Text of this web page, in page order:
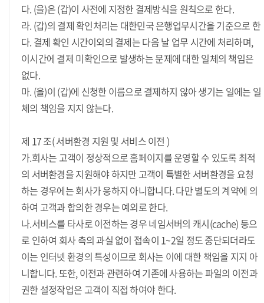
다. (을)은 (갑)이 사전에 지정한 결제방식을 원칙으로 한다.
라. (갑)의 결제 확인처리는 대한민국 은행업무시간을 기준으로 한
다. 결제 확인 시간이외의 결제는 다음 날 업무 시간에 처리하며,
이시간에 결제 미확인으로 발생하는 문제에 대한 일체의 책임은
없다.
마. (을)이 (갑)에 신청한 이름으로 결제하지 않아 생기는 일에는 일
체의 책임을 지지 않는다.
제 17 조( 서버환경 지원 및 서비스 이전 )
가.회사는 고객이 정상적으로 홈페이지를 운영할 수 있도록 최적
의 서버환경을 지원해야 하지만 고객이 특별한 서버환경을 요청
하는 경우에는 회사가 응하지 아니합니다. 다만 별도의 계약에 의
하여 고객과 합의한 경우는 예외로 한다.
나.서비스를 타사로 이전하는 경우 네임서버의 캐시(cache) 등으
로 인하여 회사 측의 과실 없이 접속이 1~2일 정도 중단되더라도
이는 인터넷 환경의 특성이므로 회사는 이에 대한 책임을 지지 아
니합니다. 또한, 이전과 관련하여 기존에 사용하는 파일의 이전과
권한 설정작업은 고객이 직접 하여야 한다.